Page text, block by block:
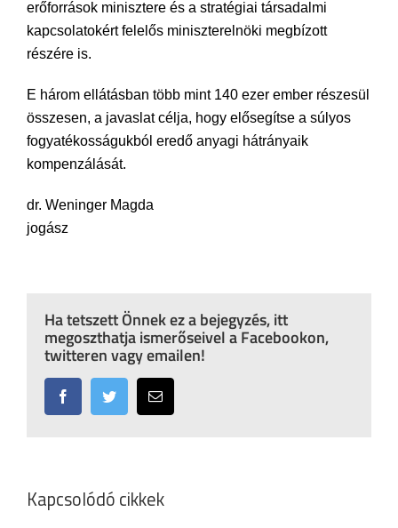
erőforrások minisztere és a stratégiai társadalmi
kapcsolatokért felelős miniszterelnöki megbízott
részére is.
E három ellátásban több mint 140 ezer ember részesül
összesen, a javaslat célja, hogy elősegítse a súlyos
fogyatékosságukból eredő anyagi hátrányaik
kompenzálását.
dr. Weninger Magda
jogász
Ha tetszett Önnek ez a bejegyzés, itt
megoszthatja ismerőseivel a Facebookon,
twitteren vagy emailen!
FacebookTwitter Email:
Kapcsolódó cikkek